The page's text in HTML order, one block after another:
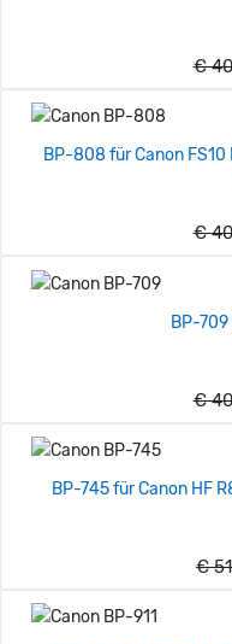
€
BP-808 für Canon FS10
€
BP-
€
BP-745 für Canon HF
€